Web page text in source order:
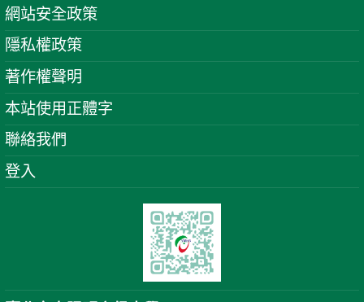
網站安全政策
隱私權政策
著作權聲明
本站使用正體字
聯絡我們
登入